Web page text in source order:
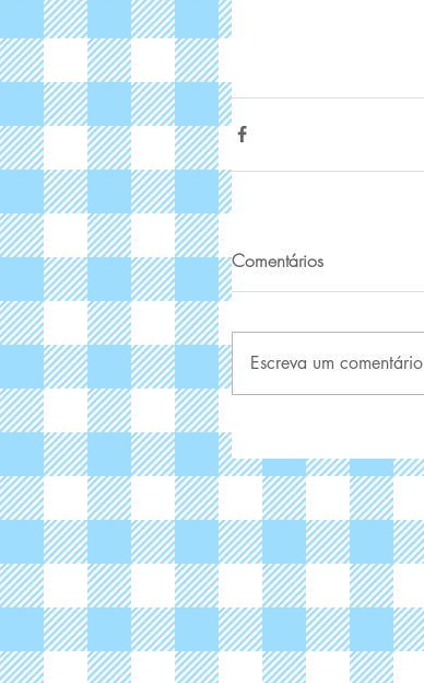
Comentários
Escreva um comentário